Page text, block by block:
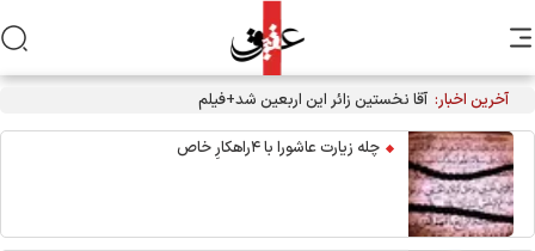
آخرین اخبار: آقا نخستین زائر این اربعین شد+فیلم
چله زیارت عاشورا با ۴راهکارِ خاص